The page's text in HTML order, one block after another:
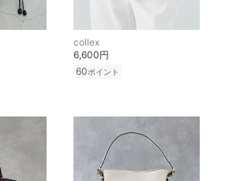
collex
6,600円
60ポイント